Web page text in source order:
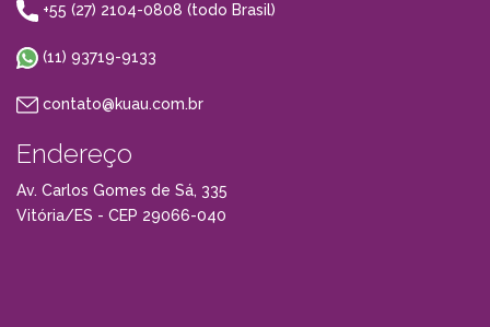
+55 (27) 2104-0808 (todo Brasil)
(11) 93719-9133
contato@kuau.com.br
Endereço
Av. Carlos Gomes de Sá, 335
Vitória/ES - CEP 29066-040